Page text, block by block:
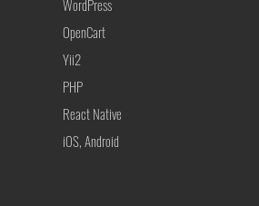
WordPress
OpenCart
Yii2
PHP
React Native
iOS, Android